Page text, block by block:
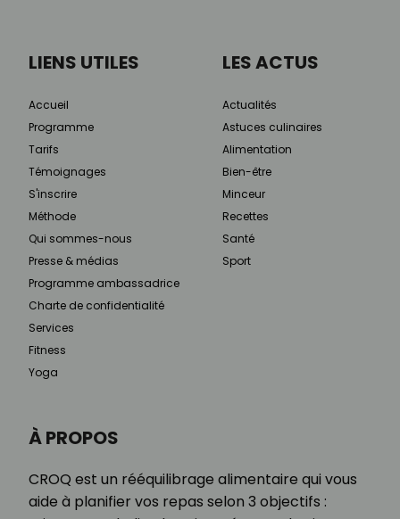
À PROPOS
CROQ est un rééquilibrage alimentaire qui vous
aide à planifier vos repas selon 3 objectifs :
LIENS UTILES
Accueil
Programme
Tarifs
Témoignages
S'inscrire
Méthode
Qui sommes-nous
Presse & médias
Programme ambassadrice
Charte de confidentialité
Services
Fitness
Yoga
LES ACTUS
Actualités
Astuces culinaires
Alimentation
Bien-être
Minceur
Recettes
Santé
Sport